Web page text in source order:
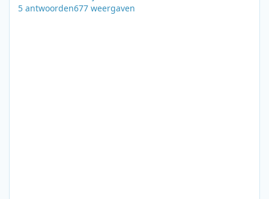
5 antwoorden677 weergaven